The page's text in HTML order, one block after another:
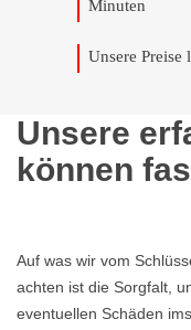
Minuten
Unsere Preise
Unsere
können
Auf was wir vom
achten ist die Sorgfalt,
eventuellen Schäden